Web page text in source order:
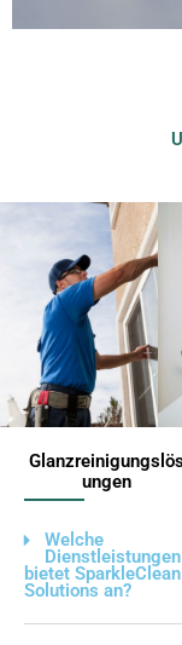
Glanzreinigungslös
ungen
Welche
Dienstleistungen
bietet SparkleClean
Solutions an?